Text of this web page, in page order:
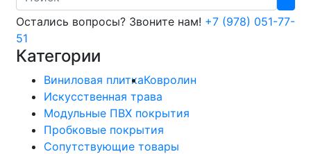
Остались вопросы? Звоните нам! +7 (978) 051-77-
51
Категории
Виниловая плиткаКовролин
Искусственная трава
Модульные ПВХ покрытия
Пробковые покрытия
Сопутствующие товары